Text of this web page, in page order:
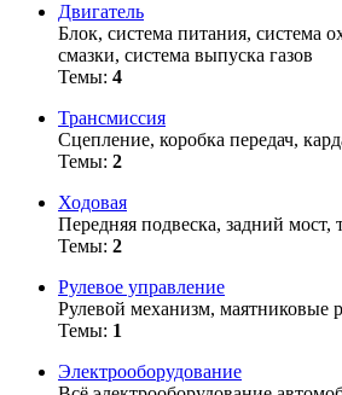
Двигатель
Блок, система питания, система
смазки, система выпуска газов
Темы: 4
Трансмиссия
Сцепление, коробка передач,
Темы: 2
Ходовая
Передняя подвеска, задний мост,
Темы: 2
Рулевое управление
Рулевой механизм, маятниковые
Темы: 1
Электрооборудование